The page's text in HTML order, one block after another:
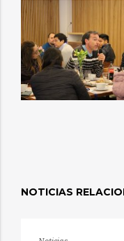
NOTICIAS